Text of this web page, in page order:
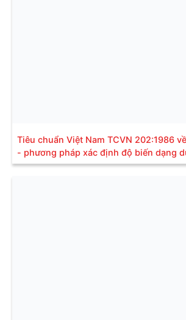
Tiêu chuẩn Việt Nam TCVN 202:1986
- phương pháp xác định độ biến dạng